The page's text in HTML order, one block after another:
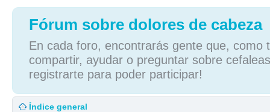
Fórum sobre dolores de cabeza
En cada foro, encontrarás gente que, como
compartir, ayudar o preguntar sobre
registrarte para poder participar!
Índice general